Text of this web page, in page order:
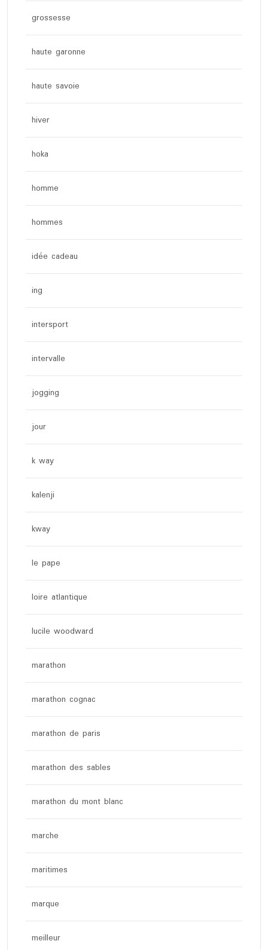
grossesse
haute garonne
haute savoie
hiver
hoka
homme
hommes
idée cadeau
ing
intersport
intervalle
jogging
jour
k way
kalenji
kway
le pape
loire atlantique
lucile woodward
marathon
marathon cognac
marathon de paris
marathon des sables
marathon du mont blanc
marche
maritimes
marque
meilleur